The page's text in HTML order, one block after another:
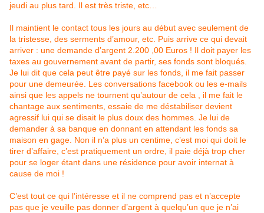
jeudi au plus tard. Il est très triste, etc…
Il maintient le contact tous les jours au début avec seulement de
la tristesse, des serments d’amour, etc. Puis arrive ce qui devait
arriver : une demande d’argent 2.200 ,00 Euros ! Il doit payer les
taxes au gouvernement avant de partir, ses fonds sont bloqués.
Je lui dit que cela peut être payé sur les fonds, il me fait passer
pour une demeurée. Les conversations facebook ou les e-mails
ainsi que les appels ne tournent qu’autour de cela , il me fait le
chantage aux sentiments, essaie de me déstabiliser devient
agressif lui qui se disait le plus doux des hommes. Je lui de
demander à sa banque en donnant en attendant les fonds sa
maison en gage. Non il n’a plus un centime, c’est moi qui doit le
tirer d’affaire, c’est pratiquement un ordre, il paie déjà trop cher
pour se loger étant dans une résidence pour avoir internat à
cause de moi !
C’est tout ce qui l’intéresse et il ne comprend pas et n’accepte
pas que je veuille pas donner d’argent à quelqu’un que je n’ai